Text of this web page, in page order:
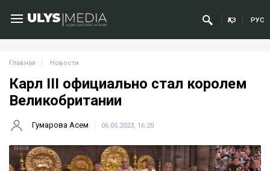
ҚАЗ РУС
Главная Новости
Карл III официально стал королем
Великобритании
Гумарова Асем 06.05.2023, 16:20